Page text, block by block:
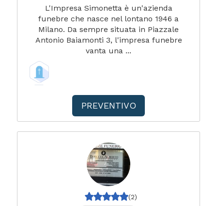
L'Impresa Simonetta è un'azienda
funebre che nasce nel lontano 1946 a
Milano. Da sempre situata in Piazzale
Antonio Baiamonti 3, l'impresa funebre
vanta una ...
PREVENTIVO
(2)